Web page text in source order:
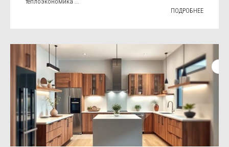
ПОДРОБНЕЕ